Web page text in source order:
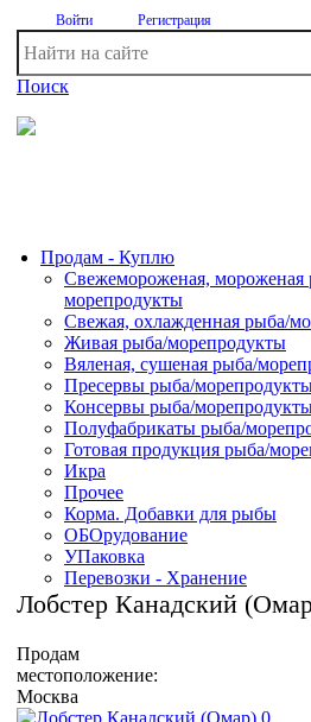
Войти Регистрация
Поиск
Продам - Куплю
Свежемороженая, мороженая
морепродукты
Свежая, охлажденная рыба/
Живая рыба/морепродукты
Вяленая, сушеная рыба/
Пресервы рыба/
Консервы рыба/
Полуфабрикаты рыба/
Готовая продукция рыба/
Икра
Прочее
Корма. Добавки для рыбы
ОБОрудование
УПаковка
Перевозки - Хранение
Лобстер Канадский
Продам
местоположение:
Москва